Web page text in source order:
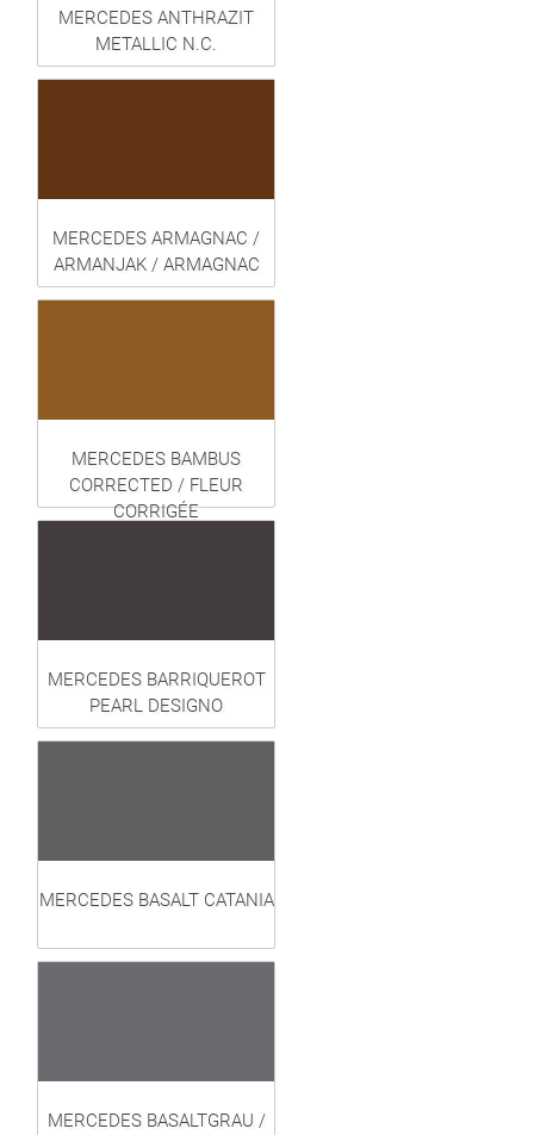
MERCEDES ANTHRAZIT
METALLIC N.C.
MERCEDES ARMAGNAC /
ARMANJAK / ARMAGNAC
MERCEDES BAMBUS
CORRECTED / FLEUR
CORRIGÉE
MERCEDES BARRIQUEROT
PEARL DESIGNO
MERCEDES BASALT CATANIA
MERCEDES BASALTGRAU /